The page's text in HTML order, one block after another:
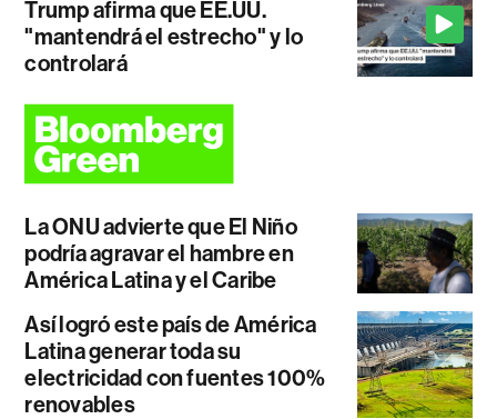
Trump afirma que EE.UU.
"mantendrá el estrecho" y lo
controlará
La ONU advierte que El Niño
podría agravar el hambre en
América Latina y el Caribe
Así logró este país de América
Latina generar toda su
electricidad con fuentes 100%
renovables